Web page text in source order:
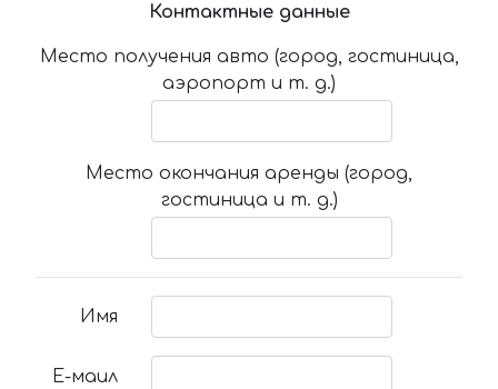
Контактные данные
Место получения авто (город, гостиница,
аэропорт и т. д.)
Место окончания аренды (город,
гостиница и т. д.)
Имя
Е-маил